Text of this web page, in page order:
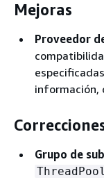
Mejoras
Proveedor
información,
Grupo de